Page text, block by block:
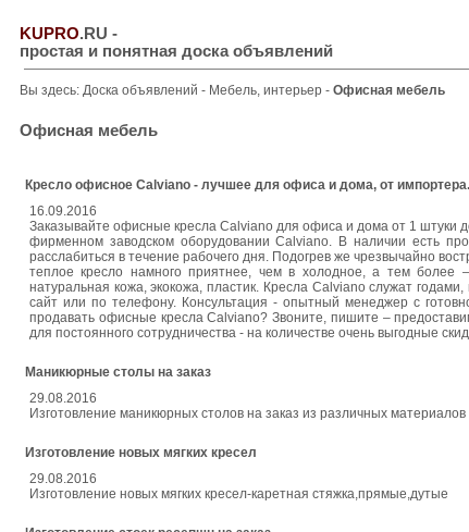
KUPRO.RU -
простая и понятная доска объявлений
Вы здесь: Доска объявлений - Мебель, интерьер - Офисная мебель
Офисная мебель
Кресло офисное Calviano - лучшее для офиса и дома, от импортера.
16.09.2016
Заказывайте офисные кресла Calviano для офиса и дома от 1 штуки
фирменном заводском оборудовании Calviano. В наличии есть
расслабиться в течение рабочего дня. Подогрев же чрезвычайно
теплое кресло намного приятнее, чем в холодное, а тем
натуральная кожа, экокожа, пластик. Кресла Calviano служат
сайт или по телефону. Консультация - опытный менеджер с
продавать офисные кресла Calviano? Звоните, пишите –
для постоянного сотрудничества - на количестве очень выгодные
Маникюрные столы на заказ
29.08.2016
Изготовление маникюрных столов на заказ из различных материалов
Изготовление новых мягких кресел
29.08.2016
Изготовление новых мягких кресел-каретная стяжка,прямые,дутые